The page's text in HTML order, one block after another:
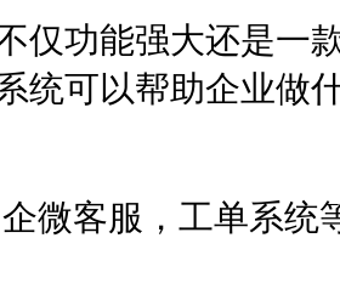
仅功能强大还是一
统可以帮助企业做
微客服，工单系统